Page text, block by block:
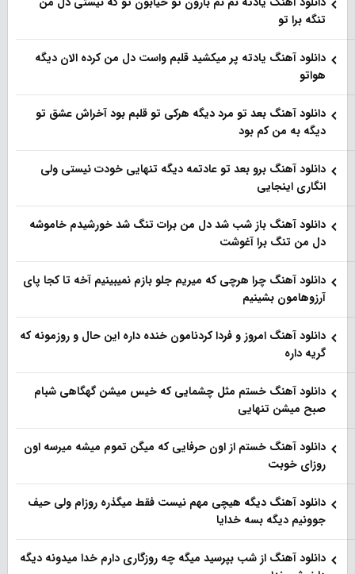
تنگه برا تو
دانلود آهنگ یادته پر میکشید قلبم واست دل من کرده الان دیگه
هواتو
دانلود آهنگ بعد تو مرد دیگه هرکی تو قلبم بود آخراش عشق تو
دیگه به من کم بود
دانلود آهنگ برو بعد تو عادتمه دیگه تنهایی خودت نیستی ولی
انگاری اینجایی
دانلود آهنگ باز شب شد دل من برات تنگ شد خورشیدم خاموشه
دل من تنگ برا آغوشت
دانلود آهنگ چرا هرچی که میریم جلو بازم نمیبینیم آخه تا کجا پای
آرزوهامون بشینیم
دانلود آهنگ امروز و فردا کردنامون خنده داره این حال و روزمونه که
گریه داره
دانلود آهنگ خستم مثل چشمایی که خیس میشن گهگاهی شبام
صبح میشن تنهایی
دانلود آهنگ خستم از اون حرفایی که میگن تموم میشه میرسه اون
روزای خوبت
دانلود آهنگ دیگه هیچی مهم نیست فقط میگذره روزام ولی حیف
جوونیم دیگه بسه خدایا
دانلود آهنگ از شب بپرسید میگه چه روزگاری دارم خدا میدونه دیگه